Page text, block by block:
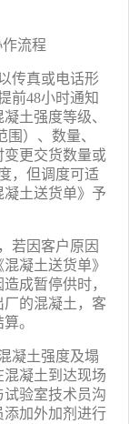
流程
传真或电话形
前48小时通知
土强度等级、
）、数量、
变更交货数量或
，但调度可适
土送货单》予
若因客户原因
凝土送货单》
成暂停供时，
厂的混凝土，客
。
凝土强度及塌
凝土到达现场
验室技术员沟
加外加剂进行